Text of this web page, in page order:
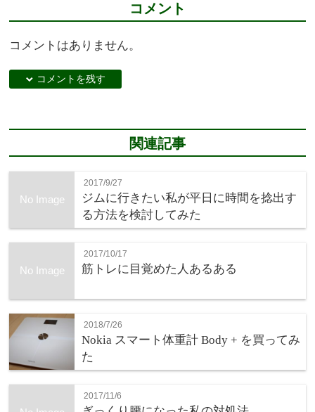
コメント
コメントはありません。
down コメントを残す
関連記事
No Image
2017/9/27
ジムに行きたい私が平日に時間を捻出す
る方法を検討してみた
No Image
2017/10/17
筋トレに目覚めた人あるある
2018/7/26
Nokia スマート体重計 Body + を買ってみ
た
2017/11/6